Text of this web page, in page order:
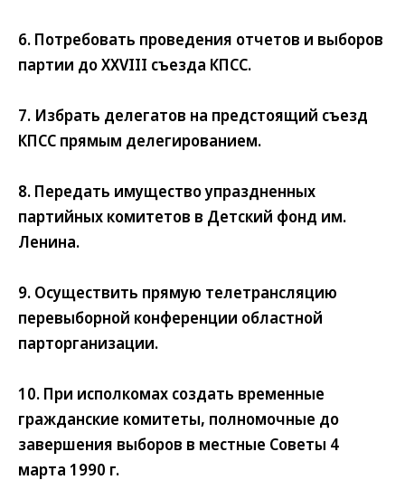
6. Потребовать проведения отчетов и выборов
партии до ХХVIII съезда КПСС.
7. Избрать делегатов на предстоящий съезд
КПСС прямым делегированием.
8. Передать имущество упраздненных
партийных комитетов в Детский фонд им.
Ленина.
9. Осуществить прямую телетрансляцию
перевыборной конференции областной
парторганизации.
10. При исполкомах создать временные
гражданские комитеты, полномочные до
завершения выборов в местные Советы 4
марта 1990 г.